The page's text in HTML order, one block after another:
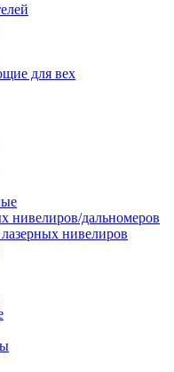
для вех
нивелиров/дальномеров
нивелиров